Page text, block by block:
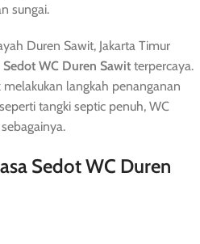
sungai.
Duren Sawit, Jakarta Timur
Sedot WC Duren Sawit terpercaya.
langkah penanganan
tangki septic penuh, WC
Sedot WC Duren